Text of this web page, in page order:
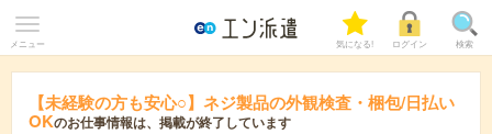
メニュー 気になる! ログイン 検索
【未経験の方も安心○】ネジ製品の外観検査・梱包/日払い
OKのお仕事情報は、掲載が終了しています